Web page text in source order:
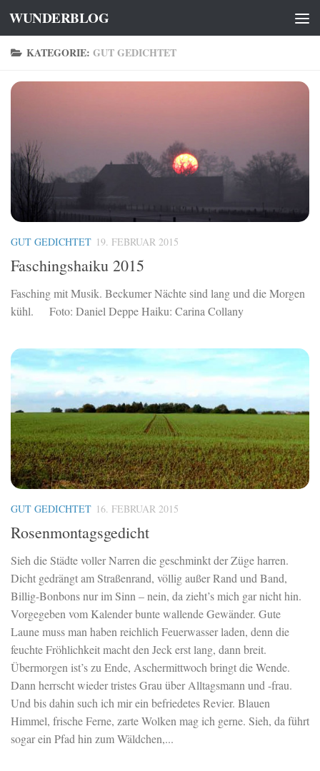
Zum Inhalt springen
WUNDERBLOG
KATEGORIE: GUT GEDICHTET
GUT GEDICHTET 19. FEBRUAR 2015
Faschingshaiku 2015
Fasching mit Musik. Beckumer Nächte sind lang und die Morgen
kühl. Foto: Daniel Deppe Haiku: Carina Collany
GUT GEDICHTET 16. FEBRUAR 2015
Rosenmontagsgedicht
Sieh die Städte voller Narren die geschminkt der Züge harren.
Dicht gedrängt am Straßenrand, völlig außer Rand und Band,
Billig-Bonbons nur im Sinn – nein, da zieht’s mich gar nicht hin.
Vorgegeben vom Kalender bunte wallende Gewänder. Gute
Laune muss man haben reichlich Feuerwasser laden, denn die
feuchte Fröhlichkeit macht den Jeck erst lang, dann breit.
Übermorgen ist’s zu Ende, Aschermittwoch bringt die Wende.
Dann herrscht wieder tristes Grau über Alltagsmann und -frau.
Und bis dahin such ich mir ein befriedetes Revier. Blauen
Himmel, frische Ferne, zarte Wolken mag ich gerne. Sieh, da führt
sogar ein Pfad hin zum Wäldchen,...